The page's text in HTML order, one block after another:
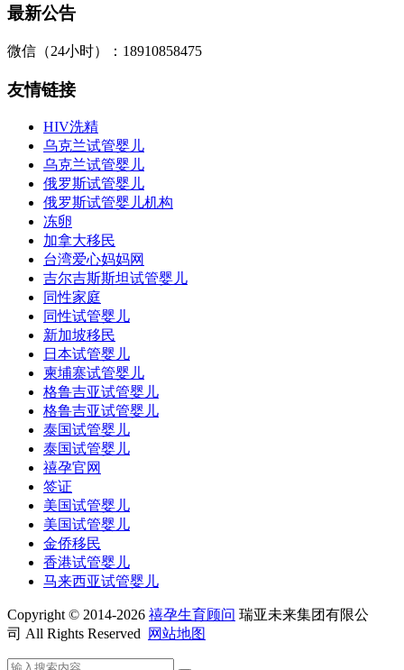
最新公告
微信（24小时）：18910858475
友情链接
HIV洗精
乌克兰试管婴儿
乌克兰试管婴儿
俄罗斯试管婴儿
俄罗斯试管婴儿机构
冻卵
加拿大移民
台湾爱心妈妈网
吉尔吉斯斯坦试管婴儿
同性家庭
同性试管婴儿
新加坡移民
日本试管婴儿
柬埔寨试管婴儿
格鲁吉亚试管婴儿
格鲁吉亚试管婴儿
泰国试管婴儿
泰国试管婴儿
禧孕官网
签证
美国试管婴儿
美国试管婴儿
金侨移民
香港试管婴儿
马来西亚试管婴儿
Copyright © 2014-2026 禧孕生育顾问 瑞亚未来集团有限公
司 All Rights Reserved
网站地图